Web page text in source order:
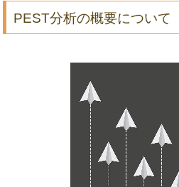
PEST分析の概要について